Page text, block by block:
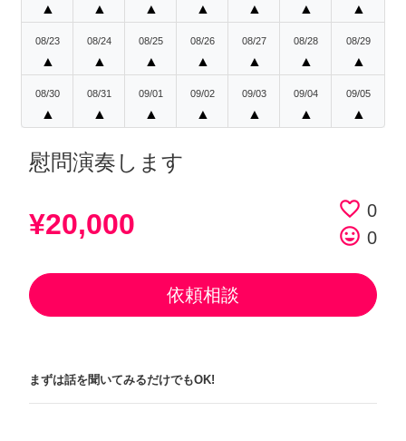
▲ ▲ ▲ ▲ ▲ ▲ ▲
08/23
▲
08/24
▲
08/25
▲
08/26
▲
08/27
▲
08/28
▲
08/29
▲
08/30
▲
08/31
▲
09/01
▲
09/02
▲
09/03
▲
09/04
▲
09/05
▲
慰問演奏します
¥20,000 favorite_border 0
tag_faces 0
依頼相談
まずは話を聞いてみるだけでもOK!